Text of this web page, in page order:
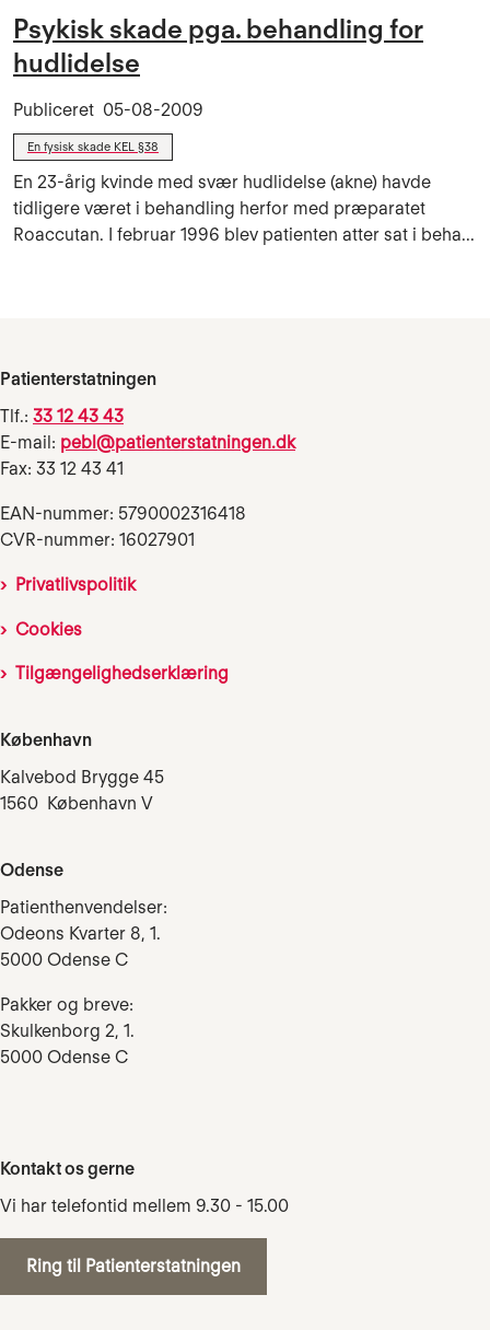
Psykisk skade pga. behandling for
hudlidelse
Publiceret 05-08-2009
En fysisk skade KEL §38
En 23-årig kvinde med svær hudlidelse (akne) havde
tidligere været i behandling herfor med præpa­ratet
Roaccutan. I februar 1996 blev patienten atter sat i beha...
Patienterstatningen
Tlf.: 33 12 43 43
E-mail: pebl@patienterstatningen.dk
Fax: 33 12 43 41
EAN-nummer: 5790002316418
CVR-nummer: 16027901
Privatlivspolitik
Cookies
Tilgængelighedserklæring
København
Kalvebod Brygge 45
1560 København V
Odense
Patienthenvendelser:
Odeons Kvarter 8, 1.
5000 Odense C
Pakker og breve:
Skulkenborg 2, 1.
5000 Odense C
Kontakt os gerne
Vi har telefontid mellem 9.30 - 15.00
Ring til Patienterstatningen